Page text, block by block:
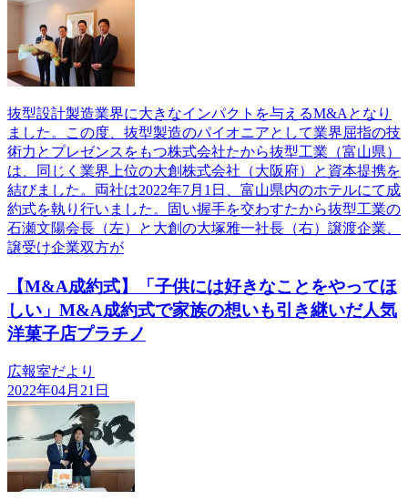
抜型設計製造業界に大きなインパクトを与えるM&Aとなり
ました。この度、抜型製造のパイオニアとして業界屈指の技
術力とプレゼンスをもつ株式会社たから抜型工業（富山県）
は、同じく業界上位の大創株式会社（大阪府）と資本提携を
結びました。両社は2022年7月1日、富山県内のホテルにて成
約式を執り行いました。固い握手を交わすたから抜型工業の
石瀬文陽会長（左）と大創の大塚雅一社長（右）譲渡企業、
譲受け企業双方が
【M&A成約式】「子供には好きなことをやってほ
しい」M&A成約式で家族の想いも引き継いだ人気
洋菓子店プラチノ
広報室だより
2022年04月21日